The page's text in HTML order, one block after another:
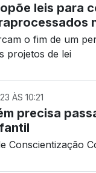
leis para
o fim de um
projetos de lei
ÀS 10:21
precisa
Conscientização